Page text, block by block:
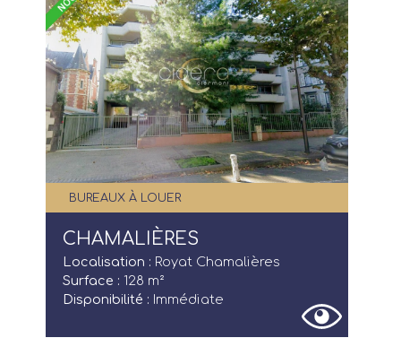
BUREAUX À LOUER
CHAMALIÈRES
Localisation : Royat Chamalières
Surface : 128 m²
Disponibilité : Immédiate